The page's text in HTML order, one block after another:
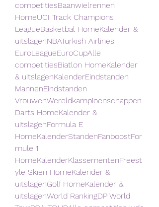
competitiesBaanwielrennen
HomeUCI Track Champions
LeagueBasketbal HomeKalender &
uitslagenNBATurkish Airlines
EuroLeagueEuroCupAlle
competitiesBiatlon HomeKalender
& uitslagenKalenderEindstanden
MannenEindstanden
VrouwenWereldkampioenschappen
Darts HomeKalender &
uitslagenFormula E
HomeKalenderStandenFanboostFor
mule 1
HomeKalenderKlassementenFreest
yle Skiën HomeKalender &
uitslagenGolf HomeKalender &
uitslagenWorld RankingDP World